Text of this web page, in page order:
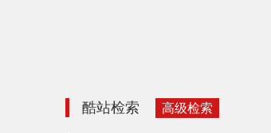
酷站检索 高级检索